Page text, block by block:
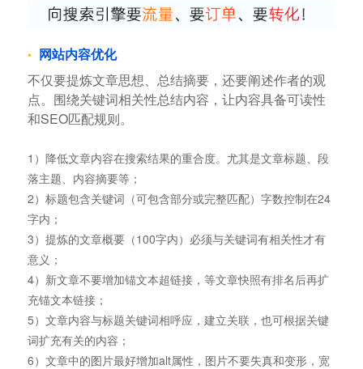
网站内容优化
不仅要提炼文章思想、总结摘要，还要阐述作者的观
点。围绕关键词相关性总结内容，让内容具备可读性
和SEO匹配规则。
1）降低文章内容在搜索结果的重合度。尤其是文章标题、段
落主题、内容摘要等；
2）标题包含关键词（可包含部分或完整匹配）字数控制在24
字内；
3）提炼的文章概要（100字内）必须与关键词有相关性才有
意义；
4）新文章不要增加锚文本超链接，等文章快照有排名后再扩
充锚文本链接；
5）文章内容与标题关键词相呼应，建立关联，也可根据关键
词扩充有关的内容；
6）文章中的图片最好增加alt属性，图片不要失真和变形，宽